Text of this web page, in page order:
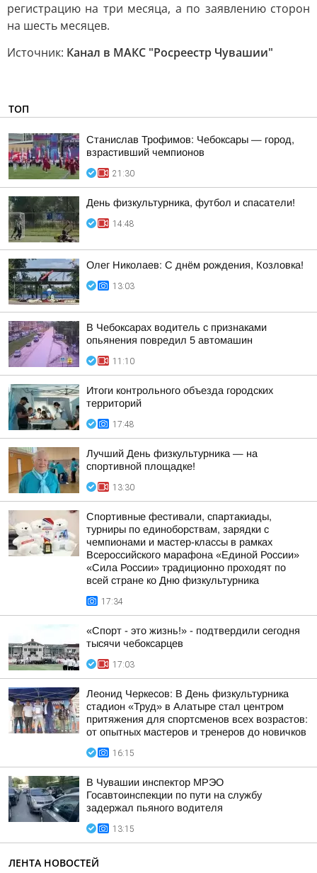
регистрацию на три месяца, а по заявлению сторон
на шесть месяцев.
Источник: Канал в МАКС "Росреестр Чувашии"
ТОП
Станислав Трофимов: Чебоксары — город,
взрастивший чемпионов
21:30
День физкультурника, футбол и спасатели!
14:48
Олег Николаев: С днём рождения, Козловка!
13:03
В Чебоксарах водитель с признаками
опьянения повредил 5 автомашин
11:10
Итоги контрольного объезда городских
территорий
17:48
Лучший День физкультурника — на
спортивной площадке!
13:30
Спортивные фестивали, спартакиады,
турниры по единоборствам, зарядки с
чемпионами и мастер-классы в рамках
Всероссийского марафона «Единой России»
«Сила России» традиционно проходят по
всей стране ко Дню физкультурника
17:34
«Спорт - это жизнь!» - подтвердили сегодня
тысячи чебоксарцев
17:03
Леонид Черкесов: В День физкультурника
стадион «Труд» в Алатыре стал центром
притяжения для спортсменов всех возрастов:
от опытных мастеров и тренеров до новичков
16:15
В Чувашии инспектор МРЭО
Госавтоинспекции по пути на службу
задержал пьяного водителя
13:15
ЛЕНТА НОВОСТЕЙ